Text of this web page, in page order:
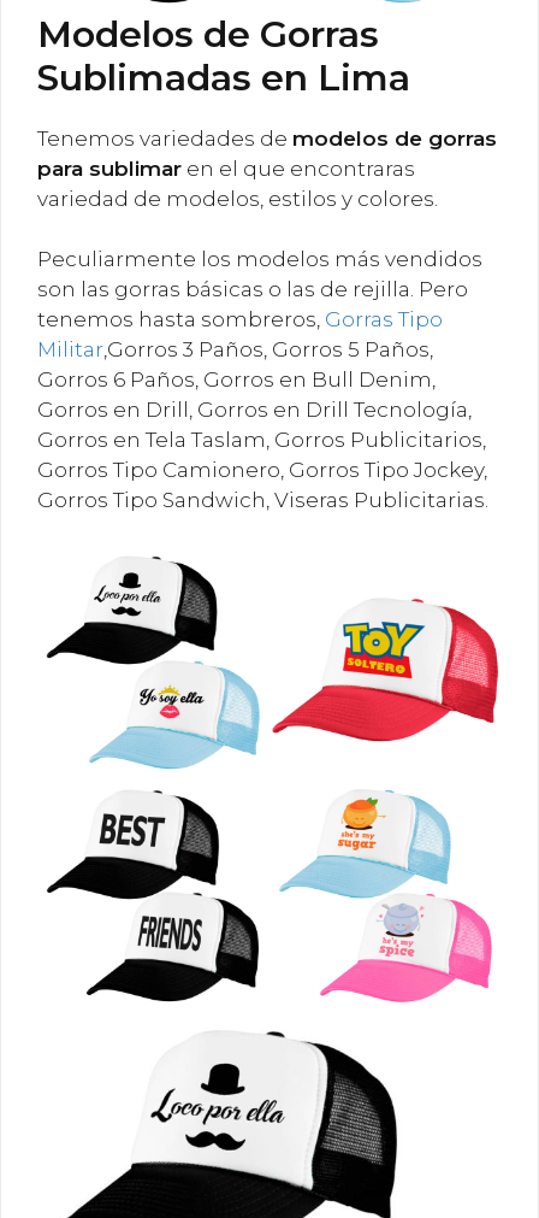
Modelos de Gorras
Sublimadas en Lima
Tenemos variedades de modelos de gorras
para sublimar en el que encontraras
variedad de modelos, estilos y colores.
Peculiarmente los modelos más vendidos
son las gorras básicas o las de rejilla. Pero
tenemos hasta sombreros, Gorras Tipo
Militar,Gorros 3 Paños, Gorros 5 Paños,
Gorros 6 Paños, Gorros en Bull Denim,
Gorros en Drill, Gorros en Drill Tecnología,
Gorros en Tela Taslam, Gorros Publicitarios,
Gorros Tipo Camionero, Gorros Tipo Jockey,
Gorros Tipo Sandwich, Viseras Publicitarias.